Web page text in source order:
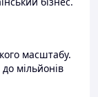
масштабу.
мільйонів